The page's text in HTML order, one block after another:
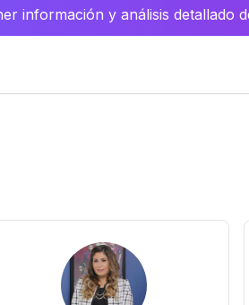
información y análisis detallado